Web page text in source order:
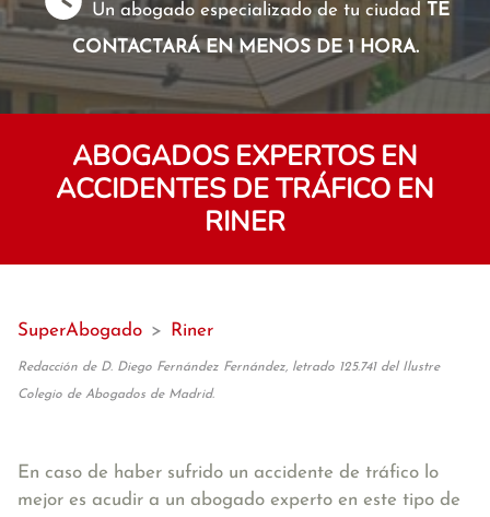
Un abogado especializado de tu ciudad TE
CONTACTARÁ EN MENOS DE 1 HORA.
ABOGADOS EXPERTOS EN
ACCIDENTES DE TRÁFICO EN
RINER
SuperAbogado > Riner
Redacción de D. Diego Fernández Fernández, letrado 125.741 del Ilustre
Colegio de Abogados de Madrid.
En caso de haber sufrido un accidente de tráfico lo
mejor es acudir a un abogado experto en este tipo de